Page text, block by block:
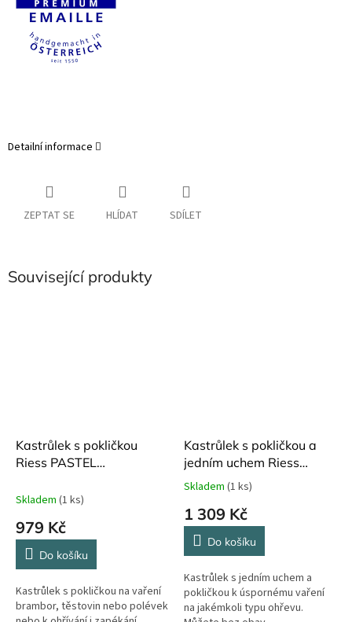
Detailní informace
ZEPTAT SE HLÍDAT SDÍLET
Související produkty
Kastrůlek s pokličkou
Riess PASTEL
cm
Skladem (1 ks)
979 Kč
Do košíku
Kastrůlek s pokličkou na vaření
brambor, těstovin nebo polévek
Kastrůlek s pokličkou a
jedním uchem Riess
Pastel Turquoise 1,5 l
Průměrné
produktu
5,0
5
hvězdiček.
Skladem (1 ks)
1 309 Kč
Do košíku
Kastrůlek s jedním uchem a
pokličkou k úspornému vaření
na jakémkoli typu ohřevu.